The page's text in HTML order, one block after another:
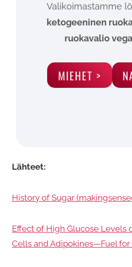
Valikoimastamme
ketogeeninen
ruokavalio
MIEHET >
Lähteet:
History of Sugar
Effect of High Glucose Levels
Cells and Adipokines—Fuel for